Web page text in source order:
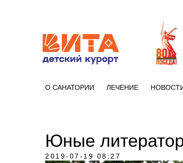
+7
О САНАТОРИИ ЛЕЧЕНИЕ
Юные
2019-07-19 08:27